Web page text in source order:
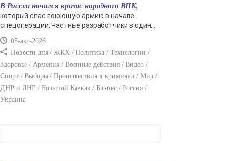
В России начался кризис народного ВПК,
который спас воюющую армию в начале
спецоперации. Частные разработчики в один...
05-авг-2026
Новости дня / ЖКХ / Политика / Технологии /
Здоровье / Армения / Военные действия / Видео /
Спорт / Выборы / Происшествия и криминал / Мир /
ДНР и ЛНР / Большой Кавказ / Бизнес / Россия /
Украина